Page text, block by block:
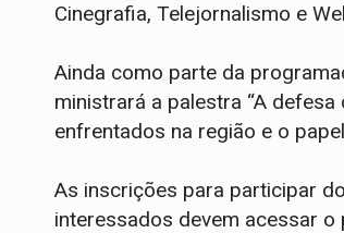
Cinegrafia, Telejornalismo e
Ainda como parte da
ministrará a palestra “A
enfrentados na região e o
As inscrições para participar
interessados devem acessar